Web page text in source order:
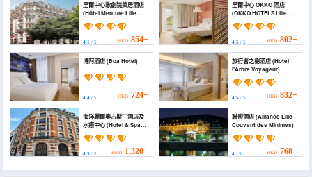
里爾中心歌劇院美居酒店
(Hôtel Mercure Lille
Centre Grand-Place)
4.1 / 5 HKD 854+
里爾中心 OKKO 酒店
(OKKO HOTELS Lille
Centre)
4.5/ 5 HKD 802+
博阿酒店 (Boa Hotel)
4.4 / 5 HKD 724+
旅行者之樹酒店 (Hotel
l'Arbre Voyageur)
4.5/ 5 HKD 832+
海洋麗爾奧古斯丁酒店及
水療中心 (Hotel & Spa
Oceania Lille Les
Augustins)
4.3 / 5 HKD 1,320+
聯盟酒店 (Alliance Lille -
Couvent des Minimes)
4/ 5 HKD 768+